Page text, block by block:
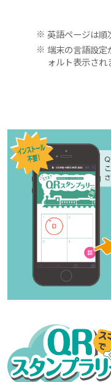
英語ページは順
端末の言語設定
ォルト表示され